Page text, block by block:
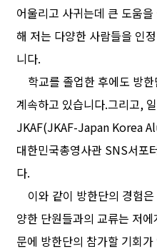
어울리고 사귀는데 큰 도움
해 저는 다양한 사람들을 인
니다.
학교를 졸업한 후에도 방
계속하고 있습니다.그리고,
JKAF(JKAF-Japan Korea
대한민국총영사관 SNS서포
다.
이와 같이 방한단의 경험
양한 단원들과의 교류는 저
문에 방한단의 참가할 기회